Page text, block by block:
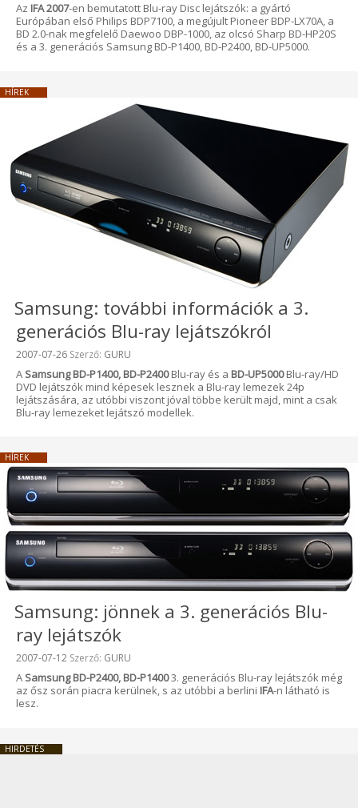
Az IFA 2007-en bemutatott Blu-ray Disc lejátszók: a gyártó
Európában első Philips BDP7100, a megújult Pioneer BDP-LX70A, a
BD 2.0-nak megfelelő Daewoo DBP-1000, az olcsó Sharp BD-HP20S
és a 3. generációs Samsung BD-P1400, BD-P2400, BD-UP5000.
HÍREK
Samsung: további információk a 3.
generációs Blu-ray lejátszókról
Beküldve:
2007-07-26 Szerző: GURU
A Samsung BD-P1400, BD-P2400Blu-ray és a BD-UP5000Blu-ray/HD
DVD lejátszók mind képesek lesznek a Blu-ray lemezek 24p
lejátszására, az utóbbi viszont jóval többe került majd, mint a csak
Blu-ray lemezeket lejátszó modellek.
HÍREK
Samsung: jönnek a 3. generációs Blu-
ray lejátszók
Beküldve:
2007-07-12 Szerző: GURU
A Samsung BD-P2400, BD-P14003. generációs Blu-ray lejátszók még
az ősz során piacra kerülnek, s az utóbbi a berlini IFA-n látható is
lesz.
HIRDETÉS